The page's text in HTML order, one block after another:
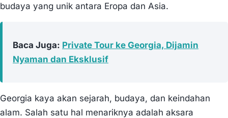
budaya yang unik antara Eropa dan Asia.
Baca Juga: Private Tour ke Georgia, Dijamin
Nyaman dan Eksklusif
Georgia kaya akan sejarah, budaya, dan keindahan
alam. Salah satu hal menariknya adalah aksara